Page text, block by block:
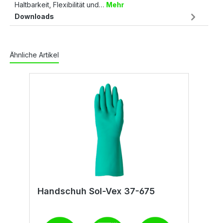
Haltbarkeit, Flexibilität und… Mehr
Downloads
Ähnliche Artikel
Handschuh Sol-Vex 37-675